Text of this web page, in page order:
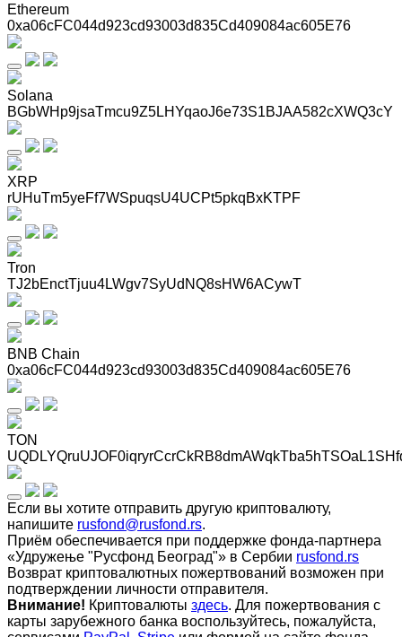
Ethereum
0xa06cFC044d923cd93003d835Cd409084ac605E76
Solana
BGbWHp9jsaTmcu9Z5LHYqaoJ6e73S1BJAA582cXWQ3cY
XRP
rUHuTm5yeFf7WSpuqsU4UCPt5pkqBxKTPF
Tron
TJ2bEnctTjuu4LWgv7SyUdNQ8sHW6ACywT
BNB Chain
0xa06cFC044d923cd93003d835Cd409084ac605E76
TON
Если вы хотите отправить другую криптовалюту,
напишите rusfond@rusfond.rs.
Приём обеспечивается при поддержке фонда-партнера
«Удружење "Русфонд Београд"» в Сербии rusfond.rs
Возврат криптовалютных пожертвований возможен при
подтверждении личности отправителя.
Внимание! Криптовалюты здесь. Для пожертвования с
карты зарубежного банка воспользуйтесь, пожалуйста,